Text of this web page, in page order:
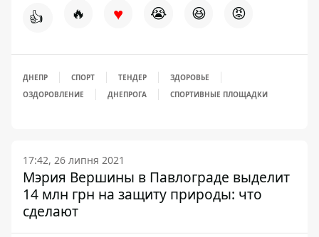
👍 🔥 ♥ 😭 😆 😡
ДНЕПР СПОРТ ТЕНДЕР
ЗДОРОВЬЕ
ОЗДОРОВЛЕНИЕ
ДНЕПРОГА СПОРТИВНЫЕ ПЛОЩАДКИ
17:42, 26 липня 2021
Мэрия Вершины в Павлограде выделит
14 млн грн на защиту природы: что
сделают